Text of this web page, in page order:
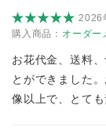
2026
購入商品： オーダー
お花代金、送料
とができました
像以上で、とて